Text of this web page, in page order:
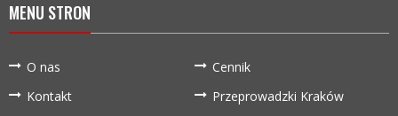
MENU STRON
O nas
Cennik
Kontakt
Przeprowadzki Kraków